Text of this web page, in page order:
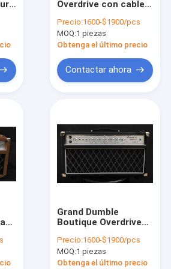
acústica
del altavoz
3,
Overdrive con cable
ODS50 Amp Head
50W en negro o
marrón Tolex
está disponible
Precio:1600-$1900/pcs
MOQ:1 piezas
Obtenga el último precio
Contactar ahora
Grand Dumble
Boutique Overdrive
especial ODS50 Amp
Head 50W en negro la
placa frontal
Precio:1600-$1900/pcs
MOQ:1 piezas
Obtenga el último precio